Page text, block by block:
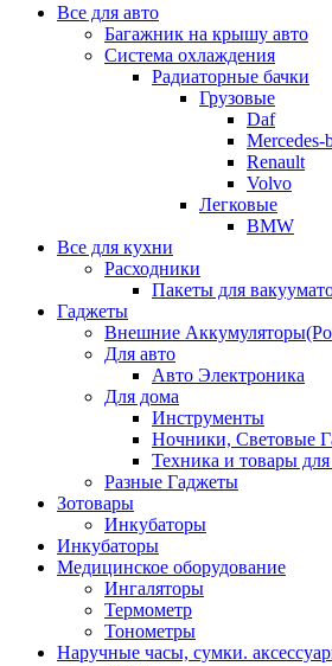
Все для авто
Багажник на крышу авто
Система охлаждения
Радиаторные бачки
Грузовые
Daf
Mercedes-
Renault
Volvo
Легковые
BMW
Все для кухни
Расходники
Пакеты для
Гаджеты
Внешние
Для авто
Авто Электроника
Для дома
Инструменты
Ночники, Световые
Техника и товары
Разные Гаджеты
Зотовары
Инкубаторы
Инкубаторы
Медицинское оборудование
Ингаляторы
Термометр
Тонометры
Наручные часы, сумки.